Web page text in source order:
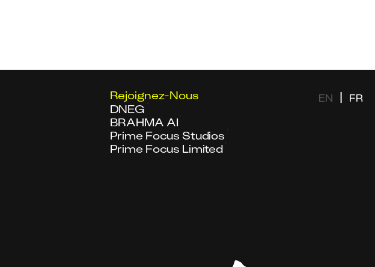
Rejoignez-Nous
DNEG
BRAHMA AI
Prime Focus Studios
Prime Focus Limited
EN | FR